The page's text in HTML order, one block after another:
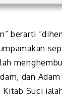
berarti
dan
Kitab Suci